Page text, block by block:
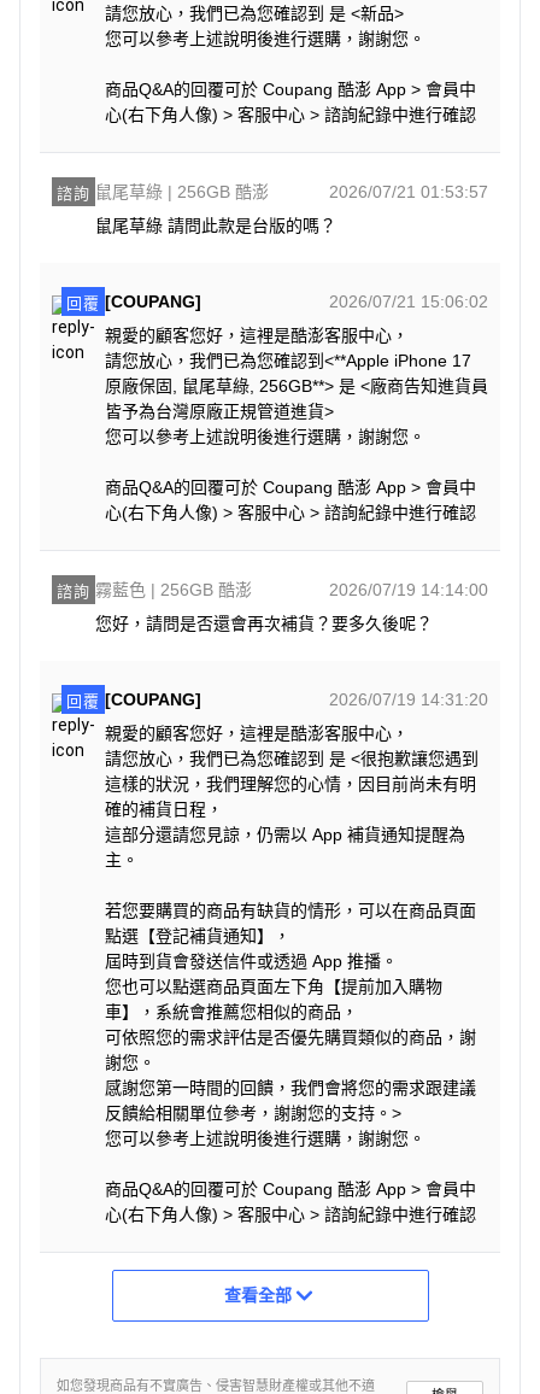
請您放心，我們已為您確認到 是 <新品>
您可以參考上述說明後進行選購，謝謝您。
商品Q&A的回覆可於 Coupang 酷澎 App > 會員中
心(右下角人像) > 客服中心 > 諮詢紀錄中進行確認
諮詢 鼠尾草綠 | 256GB 酷澎
2026/07/21 01:53:57
鼠尾草綠 請問此款是台版的嗎？
回覆 [COUPANG]
2026/07/21 15:06:02
親愛的顧客您好，這裡是酷澎客服中心，
請您放心，我們已為您確認到<**Apple iPhone 17
原廠保固, 鼠尾草綠, 256GB**> 是 <廠商告知進貨員
皆予為台灣原廠正規管道進貨>
您可以參考上述說明後進行選購，謝謝您。
商品Q&A的回覆可於 Coupang 酷澎 App > 會員中
心(右下角人像) > 客服中心 > 諮詢紀錄中進行確認
諮詢 霧藍色 | 256GB 酷澎
2026/07/19 14:14:00
您好，請問是否還會再次補貨？要多久後呢？
回覆 [COUPANG]
2026/07/19 14:31:20
親愛的顧客您好，這裡是酷澎客服中心，
請您放心，我們已為您確認到 是 <很抱歉讓您遇到
這樣的狀況，我們理解您的心情，因目前尚未有明
確的補貨日程，
這部分還請您見諒，仍需以 App 補貨通知提醒為
主。
若您要購買的商品有缺貨的情形，可以在商品頁面
點選【登記補貨通知】，
屆時到貨會發送信件或透過 App 推播。
您也可以點選商品頁面左下角【提前加入購物
車】，系統會推薦您相似的商品，
可依照您的需求評估是否優先購買類似的商品，謝
謝您。
感謝您第一時間的回饋，我們會將您的需求跟建議
反饋給相關單位參考，謝謝您的支持。>
您可以參考上述說明後進行選購，謝謝您。
商品Q&A的回覆可於 Coupang 酷澎 App > 會員中
心(右下角人像) > 客服中心 > 諮詢紀錄中進行確認
查看全部
如您發現商品有不實廣告、侵害智慧財產權或其他不適